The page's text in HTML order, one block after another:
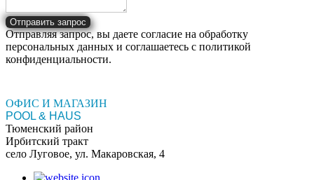
Отправить запрос
Отправляя запрос, вы даете согласие на обработку
персональных данных и соглашаетесь c политикой
конфиденциальности.
ОФИС И МАГАЗИН
POOL & HAUS
Тюменский район
Ирбитский тракт
село Луговое, ул. Макаровская, 4